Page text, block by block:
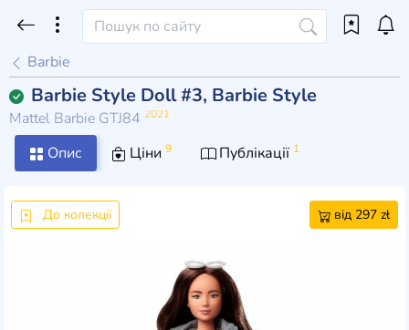
Barbie
Barbie Style Doll #3, Barbie Style
Mattel Barbie GTJ84 2021
Опис Ціни 9 Публікації 1
До колекції від 297 zł